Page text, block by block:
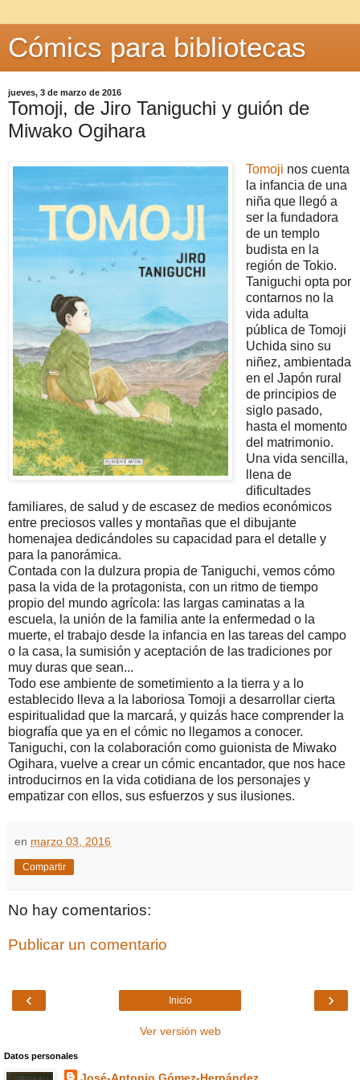
Cómics para bibliotecas
jueves, 3 de marzo de 2016
Tomoji, de Jiro Taniguchi y guión de
Miwako Ogihara
Tomoji nos cuenta
la infancia de una
niña que llegó a
ser la fundadora
de un templo
budista en la
región de Tokio.
Taniguchi opta por
contarnos no la
vida adulta
pública de Tomoji
Uchida sino su
niñez, ambientada
en el Japón rural
de principios de
siglo pasado,
hasta el momento
del matrimonio.
Una vida sencilla,
llena de
dificultades
familiares, de salud y de escasez de medios económicos
entre preciosos valles y montañas que el dibujante
homenajea dedicándoles su capacidad para el detalle y
para la panorámica.
Contada con la dulzura propia de Taniguchi, vemos cómo
pasa la vida de la protagonista, con un ritmo de tiempo
propio del mundo agrícola: las largas caminatas a la
escuela, la unión de la familia ante la enfermedad o la
muerte, el trabajo desde la infancia en las tareas del campo
o la casa, la sumisión y aceptación de las tradiciones por
muy duras que sean...
Todo ese ambiente de sometimiento a la tierra y a lo
establecido lleva a la laboriosa Tomoji a desarrollar cierta
espiritualidad que la marcará, y quizás hace comprender la
biografía que ya en el cómic no llegamos a conocer.
Taniguchi, con la colaboración como guionista de Miwako
Ogihara, vuelve a crear un cómic encantador, que nos hace
introducirnos en la vida cotidiana de los personajes y
empatizar con ellos, sus esfuerzos y sus ilusiones.
en marzo 03, 2016
Compartir
No hay comentarios:
Publicar un comentario
‹ ›
Inicio
Ver versión web
Datos personales
José-Antonio Gómez-Hernández